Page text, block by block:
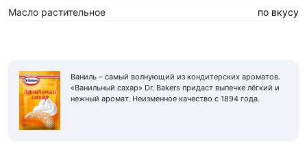
Масло растительное по вкусу
Ваниль – самый волнующий из кондитерских ароматов.
«Ванильный сахар» Dr. Bakers придаст выпечке лёгкий и
нежный аромат. Неизменное качество с 1894 года.